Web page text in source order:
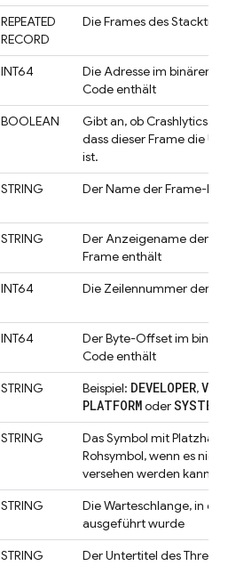
REPEATED
RECORD
Die Frames des Stacktrace
INT64
Die Adresse im binären
Code enthält
BOOLEAN Gibt an, obCrashlytics
dass dieser Frame die
ist.
STRING Der Name der Frame-Datei
STRING
Der Anzeigename der
Frame enthält
INT64 Die Zeilennummer der Datei
INT64
Der Byte-Offset im binären
Code enthält
STRING Beispiel: DEVELOPER,
PLATFORModerSYSTEM
STRING
Das Symbol mit Platzhaltern
Rohsymbol, wenn es nicht
versehen werden kann
STRING
Die Warteschlange, in der
ausgeführt wurde
STRING Der Untertitel des Threads